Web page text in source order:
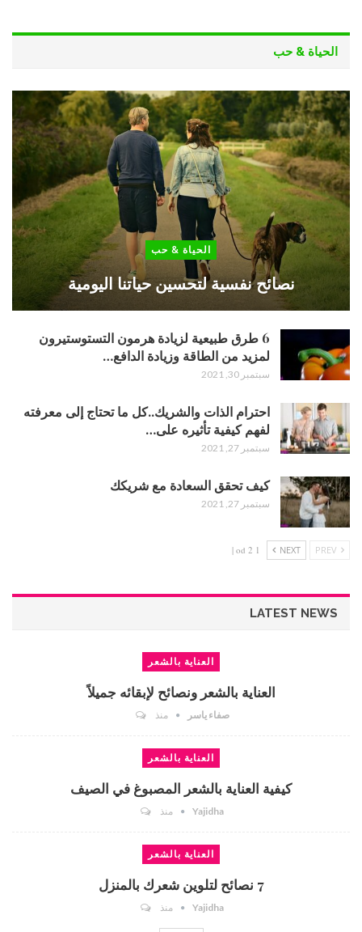
الحياة & حب
الحياة & حب
نصائح نفسية لتحسين حياتنا اليومية
6 طرق طبيعية لزيادة هرمون التستوستيرون
لمزيد من الطاقة وزيادة الدافع…
سبتمبر 30, 2021
احترام الذات والشريك..كل ما تحتاج إلى معرفته
لفهم كيفية تأثيره على…
سبتمبر 27, 2021
كيف تحقق السعادة مع شريكك
سبتمبر 27, 2021
NEXT
1 od 2 |
LATEST NEWS
العناية بالشعر
العناية بالشعر ونصائح لإبقائه جميلاً
صفاء ياسر منذ
العناية بالشعر
كيفية العناية بالشعر المصبوغ في الصيف
Yajidha منذ
العناية بالشعر
7 نصائح لتلوين شعرك بالمنزل
Yajidha منذ